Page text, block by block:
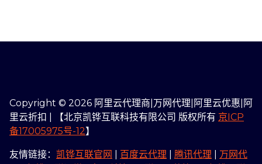
Copyright © 2026 阿里云代理商|万网代理|阿里云优惠|阿
里云折扣 | 【北京凯铧互联科技有限公司 版权所有 京ICP
备17005975号-12】
友情链接： 凯铧互联官网 百度云代理 腾讯代理
万网代